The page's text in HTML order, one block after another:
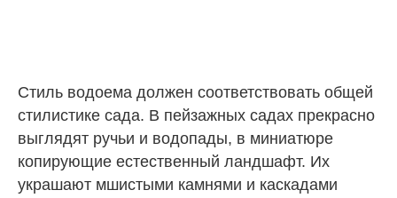
Стиль водоема должен соответствовать общей
стилистике сада. В пейзажных садах прекрасно
выглядят ручьи и водопады, в миниатюре
копирующие естественный ландшафт. Их
украшают мшистыми камнями и каскадами